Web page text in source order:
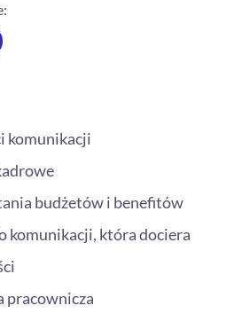
komunikacji
budżetów i benefitów
komunikacji, która dociera
pracownicza